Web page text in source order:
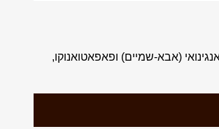
(אבא-שמיים) ופאפאטואנוקו,